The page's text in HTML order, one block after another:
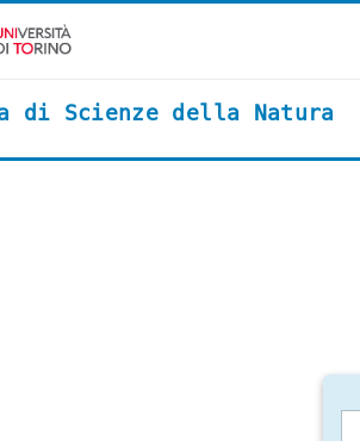
principale
di Scienze della Natura